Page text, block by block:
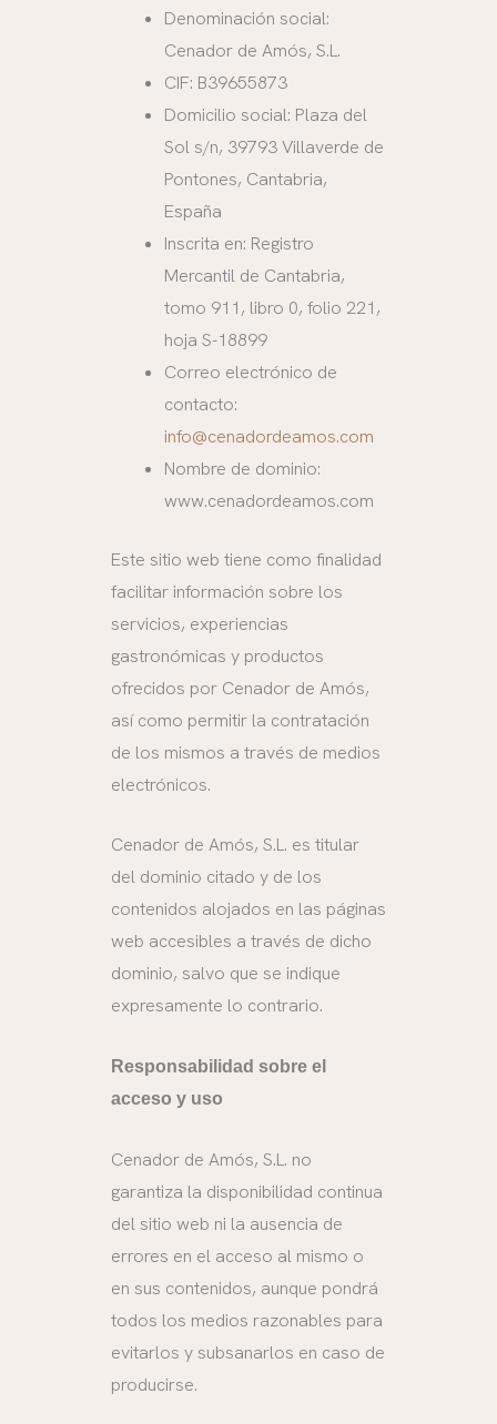
Denominación social:
Cenador de Amós, S.L.
CIF: B39655873
Domicilio social: Plaza del
Sol s/n, 39793 Villaverde de
Pontones, Cantabria,
España
Inscrita en: Registro
Mercantil de Cantabria,
tomo 911, libro 0, folio 221,
hoja S-18899
Correo electrónico de
contacto:
info@cenadordeamos.com
Nombre de dominio:
www.cenadordeamos.com
Este sitio web tiene como finalidad
facilitar información sobre los
servicios, experiencias
gastronómicas y productos
ofrecidos por Cenador de Amós,
así como permitir la contratación
de los mismos a través de medios
electrónicos.
Cenador de Amós, S.L. es titular
del dominio citado y de los
contenidos alojados en las páginas
web accesibles a través de dicho
dominio, salvo que se indique
expresamente lo contrario.
Responsabilidad sobre el
acceso y uso
Cenador de Amós, S.L. no
garantiza la disponibilidad continua
del sitio web ni la ausencia de
errores en el acceso al mismo o
en sus contenidos, aunque pondrá
todos los medios razonables para
evitarlos y subsanarlos en caso de
producirse.